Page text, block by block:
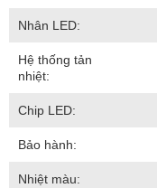
Nhân LED:
Hệ thống tản
nhiệt:
Chip LED:
Bảo hành:
Nhiệt màu: